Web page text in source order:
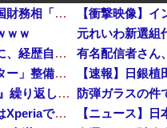
ブルームバーグ「韓国株式市場はすでに投資不適格となった」→韓国財務相「韓国経済は絶好調！ 韓国市場は安泰!!」……まあ、うん。国外からどう認識されているのかって問題だから……さ
ｗｗ
左遷された財務省エリートに待ち受ける運命がやばすぎる！と話題に、経歴自体はとんでもないものだが……
【速報】都知事、東京駅近くの都八重洲駐車場に「巨大地下シェルター」整備を正式表明他
【平和宣言を非難】 ロシア外務省報道官「広島市長は『偽りの呪文』繰り返している」
【悲報】ソニーの大スター、スパイダーマン 新作映画ではスマホはXperiaではなくGalaxyを使用
【衝撃映像】
元れいわ新選組
【速報】日銀
【ニュース】